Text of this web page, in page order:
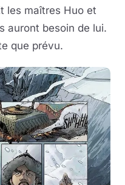
les maîtres Huo et
auront besoin de lui.
que prévu.